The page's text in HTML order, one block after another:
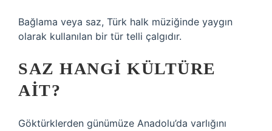
Bağlama veya saz, Türk halk müziğinde yaygın
olarak kullanılan bir tür telli çalgıdır.
SAZ HANGI KÜLTÜRE
AIT?
Göktürklerden günümüze Anadolu’da varlığını